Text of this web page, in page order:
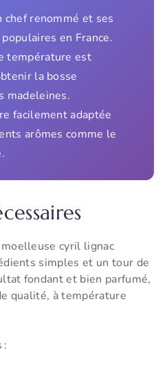
chef renommé et ses
en France.
température est
la bosse
madeleines.
facilement adaptée
arômes comme le
cyril lignac
simples et un tour de
fondant et bien parfumé,
qualité, à température
: